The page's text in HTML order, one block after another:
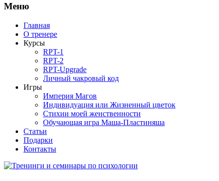
Меню
Главная
О тренере
Курсы
RPT-1
RPT-2
RPT-Upgrade
Личный чакровый код
Игры
Империя Магов
Индивидуация или Жизненный цветок
Стихии моей женственности
Обучающая игра Маша-Пластиняша
Статьи
Подарки
Контакты